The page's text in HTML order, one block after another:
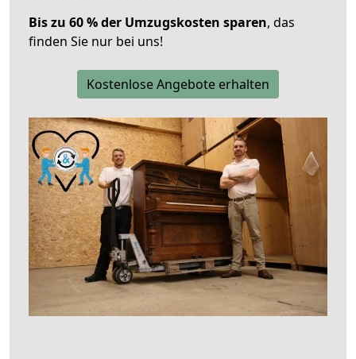
Bis zu 60 % der Umzugskosten sparen, das
finden Sie nur bei uns!
Kostenlose Angebote erhalten